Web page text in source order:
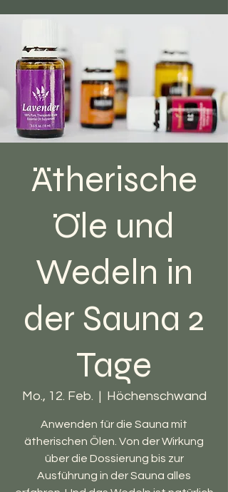
Ätherische
Öle und
Wedeln in
der Sauna 2
Tage
Mo., 12. Feb.
  |
Höchenschwand
Anwenden für die Sauna mit
ätherischen Ölen. Von der Wirkung
über die Dossierung bis zur
Ausführung in der Sauna alles